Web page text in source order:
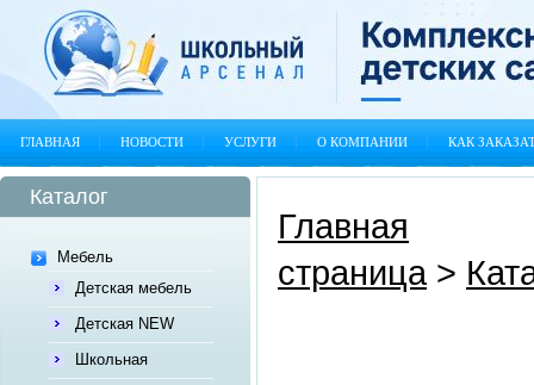
ГЛАВНАЯ НОВОСТИ УСЛУГИ О КОМПАНИИ КАК
Каталог
Мебель
Детская мебель
Детская NEW
Школьная
Главная
страница>